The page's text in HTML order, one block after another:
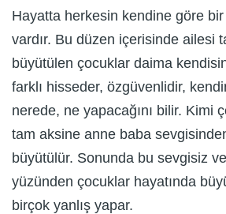
Hayatta herkesin kendine göre bir
vardır. Bu düzen içerisinde ailesi
büyütülen çocuklar daima
farklı hisseder, özgüvenlidir,
nerede, ne yapacağını bilir. Kimi
tam aksine anne baba
büyütülür. Sonunda bu sevgisiz
yüzünden çocuklar hayatında
birçok yanlış yapar.